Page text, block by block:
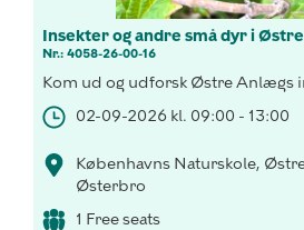
Insekter og andre små dyr i
Nr.: 4058-26-00-16
Kom ud og udforsk Østre Anlægs
02-09-2026 kl. 09:00 - 13:00
Københavns Naturskole,
Østerbro
1 Free seats